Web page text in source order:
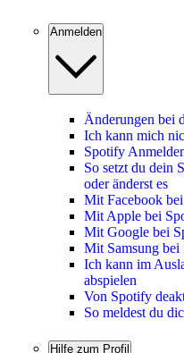
Anmelden
Änderungen bei
Ich kann mich
Spotify
So setzt du dein
oder änderst es
Mit Facebook
Mit Apple bei
Mit Google bei
Mit Samsung bei
Ich kann im
abspielen
Von Spotify
So meldest du
Hilfe zum Profil